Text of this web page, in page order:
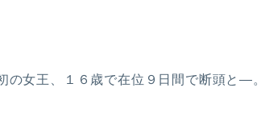
の女王、１６歳で在位９日間で断頭と—。